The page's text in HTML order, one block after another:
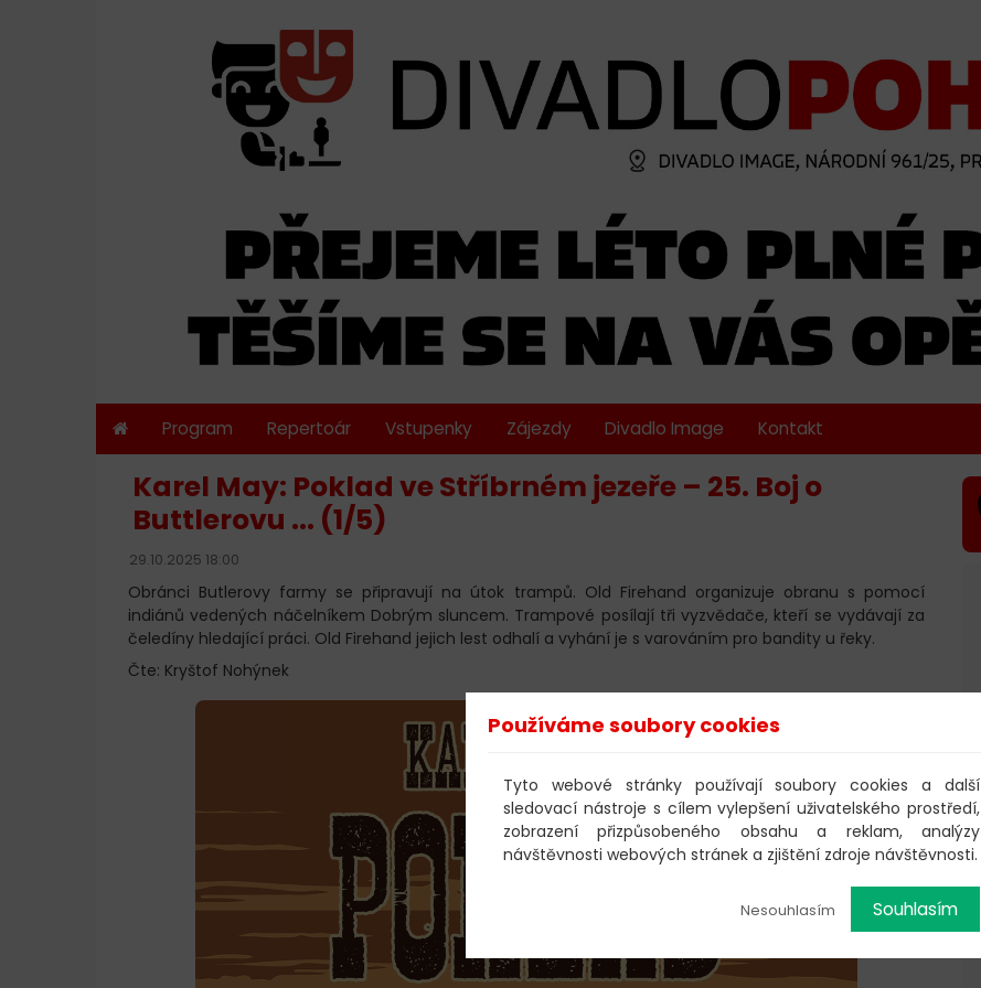
Program Repertoár Vstupenky Zájezdy Divadlo Image Kontakt
Karel May: Poklad ve Stříbrném jezeře – 25. Boj o
Buttlerovu ... (1/5)
29.10.2025 18:00
Obránci Butlerovy farmy se připravují na útok trampů. Old Firehand organizuje obranu s pomocí
indiánů vedených náčelníkem Dobrým sluncem. Trampové posílají tři vyzvědače, kteří se vydávají za
čeledíny hledající práci. Old Firehand jejich lest odhalí a vyhání je s varováním pro bandity u řeky.
Čte: Kryštof Nohýnek
Používáme soubory cookies
Tyto webové stránky používají soubory cookies a další
sledovací nástroje s cílem vylepšení uživatelského prostředí,
zobrazení přizpůsobeného obsahu a reklam, analýzy
návštěvnosti webových stránek a zjištění zdroje návštěvnosti.
Nesouhlasím Souhlasím